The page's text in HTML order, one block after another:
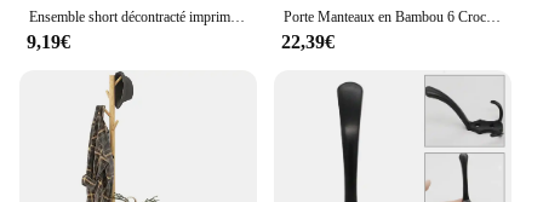
Ensemble short décontracté imprimé Paris chic pour femme, T-shirt à manches courtes, short slim, tenue confortable et respirante
9,19€
Porte Manteaux en Bambou 6 Crochets, Portant à Vêtement sur Pied, Hauteur 179cm, Porte-Manteau pour Entrée, Chambre, Dortoir, Appartement
22,39€